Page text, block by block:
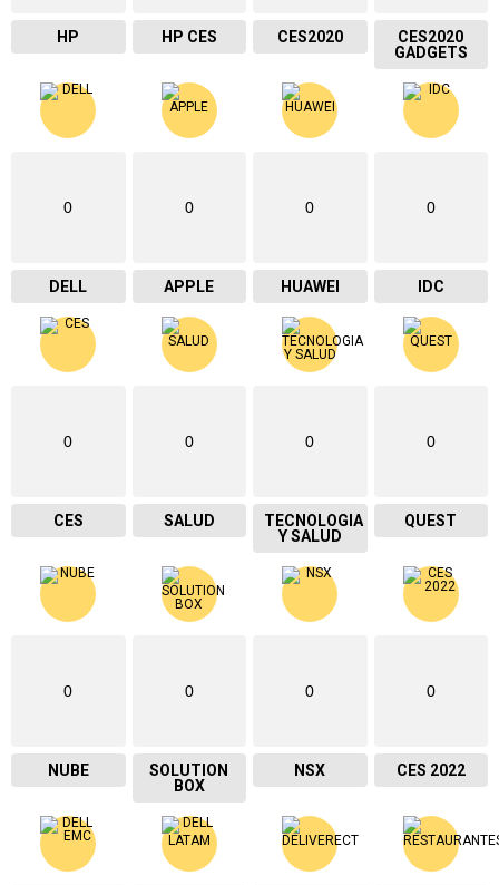
HP HP CES CES2020
CES2020
GADGETS
0
DELL
0
APPLE
0
HUAWEI
0
IDC
0
CES
0
SALUD
0
TECNOLOGIA
Y SALUD
0
QUEST
0
NUBE
0
SOLUTION
BOX
0
NSX
0
CES 2022